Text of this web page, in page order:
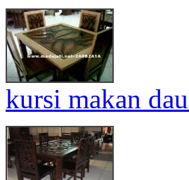
kursi makan